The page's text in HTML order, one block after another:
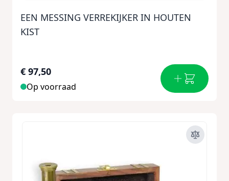
EEN MESSING VERREKIJKER IN HOUTEN
KIST
€ 97,50
Op voorraad